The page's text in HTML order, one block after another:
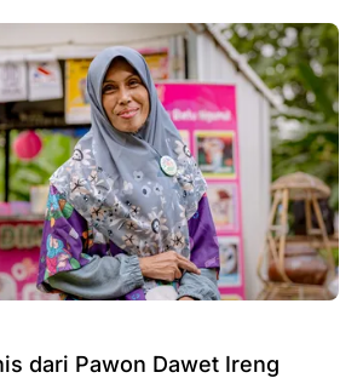
dari Pawon Dawet Ireng